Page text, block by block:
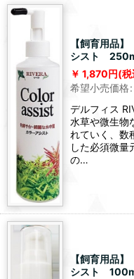
【飼育用品
シスト
1,870円(税
希望小売価格:
デルフィス
水草や微生物
れていく、数
した必須微量
の…
【飼育用品
シスト